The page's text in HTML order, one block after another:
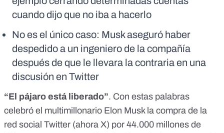
cuando dijo que no iba a hacerlo
No es el único caso: Musk aseguró haber
despedido a un ingeniero de la compañía
después de que le llevara la contraria en una
discusión en Twitter
“El pájaro está liberado”. Con estas palabras
celebró el multimillonario Elon Musk la compra de la
red social Twitter (ahora X) por 44.000 millones de